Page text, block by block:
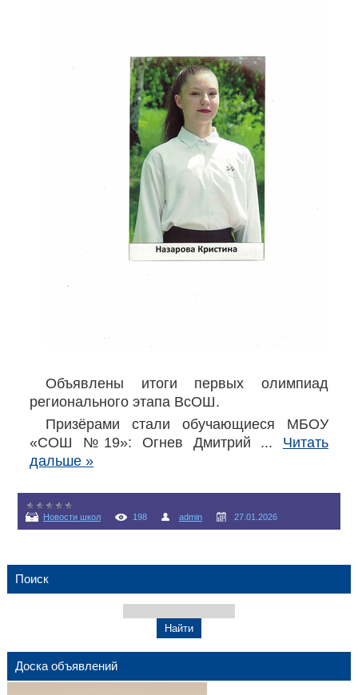
Объявлены итоги первых олимпиад
регионального этапа ВсОШ.
Призёрами стали обучающиеся МБОУ
«СОШ №19»: Огнев Дмитрий ... Читать
дальше »
Новости школ 198 admin 27.01.2026
Поиск
Доска объявлений